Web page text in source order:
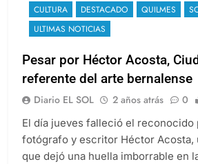
CULTURA DESTACADO QUILMES
ULTIMAS NOTICIAS
Pesar por Héctor Acosta,
referente del arte bernalense
Diario EL SOL 2 años atrás 0
El día jueves falleció el reconocido
fotógrafo y escritor Héctor Acosta,
que dejó una huella imborrable en